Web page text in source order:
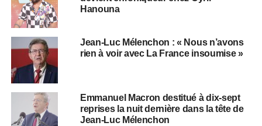
Hanouna
Jean-Luc Mélenchon : « Nous n’avons
rien à voir avec La France insoumise »
Emmanuel Macron destitué à dix-sept
reprises la nuit dernière dans la tête de
Jean-Luc Mélenchon